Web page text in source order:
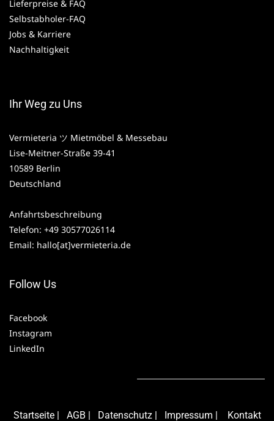
Lieferpreise & FAQ
Selbstabholer-FAQ
Jobs & Karriere
Nachhaltigkeit
Ihr Weg zu Uns
Vermieteria ツ Mietmöbel & Messebau
Lise-Meitner-Straße 39-41
10589 Berlin
Deutschland
Anfahrtsbeschreibung
Telefon: +49 30577026114
Email: hallo[at]vermieteria.de
Follow Us
Facebook
Instagram
LinkedIn
Startseite| AGB Datenschutz| Impressum Kontakt